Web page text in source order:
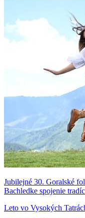
Jubilejné 30. Goralské
Bachledke spojenie
Leto vo Vysokých